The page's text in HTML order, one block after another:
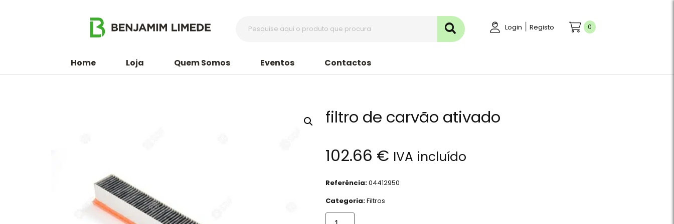
Login Registo 0
Home Loja Quem Somos Eventos Contactos
filtro de carvão ativado
102.66 € IVA incluído
Referência:04412950
Categoria:Filtros